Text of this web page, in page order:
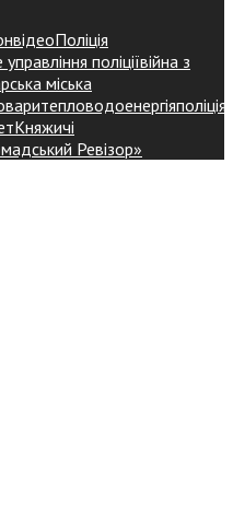
відеоПоліція
поліціївійна з
міська
поліція
Княжичі
Ревізор»